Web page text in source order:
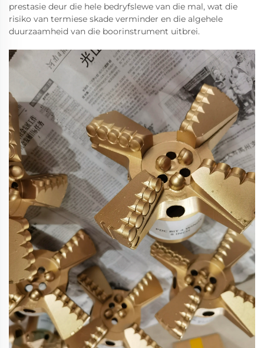
prestasie deur die hele bedryfslewe van die mal, wat die
risiko van termiese skade verminder en die algehele
duurzaamheid van die boorinstrument uitbrei.